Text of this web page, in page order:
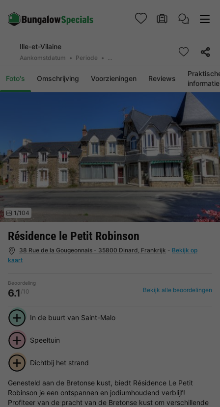
Ille-et-Vilaine
Aankomstdatum Periode 2 personen, 0 huisdier
Foto's Omschrijving Voorzieningen Reviews
informatie
Résidence le Petit Robinson
38 Rue de la Gougeonnais - 35800 Dinard, Frankrijk - Bekijk op
kaart
1/104
Beoordeling
6.1 /10 Bekijk alle beoordelingen
In de buurt van Saint-Malo
Speeltuin
Dichtbij het strand
Genesteld aan de Bretonse kust, biedt Résidence Le Petit
Robinson je een ontspannen en jodiumhoudend verblijf!
Profiteer van de pracht van de Bretonse kust om verschillende